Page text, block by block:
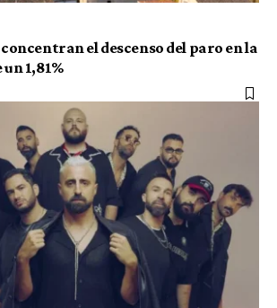
el descenso del paro en la
1,81%